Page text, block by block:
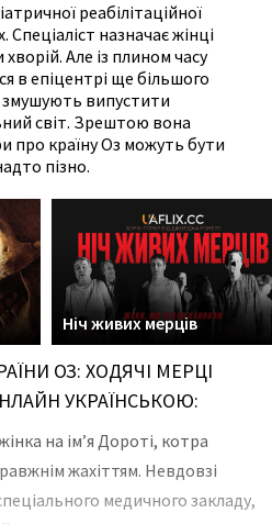
реабілітаційної
Спеціаліст назначає жінці
Але із плином часу
в епіцентрі ще більшого
випустити
світ. Зрештою вона
про країну Оз можуть бути
пізно.
Ніч живих мерців
ОЗ: ХОДЯЧІ МЕРЦІ
УКРАЇНСЬКОЮ:
на ім’я Дороті, котра
жахіттям. Невдовзі
медичного закладу,